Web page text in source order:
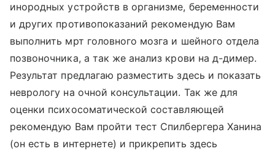
инородных устройств в организме, беременности
и других противопоказаний рекомендую Вам
выполнить мрт головного мозга и шейного отдела
позвоночника, а так же анализ крови на д-димер.
Результат предлагаю разместить здесь и показать
неврологу на очной консультации. Так же для
оценки психосоматической составляющей
рекомендую Вам пройти тест Спилбергера Ханина
(он есть в интернете) и прикрепить здесь